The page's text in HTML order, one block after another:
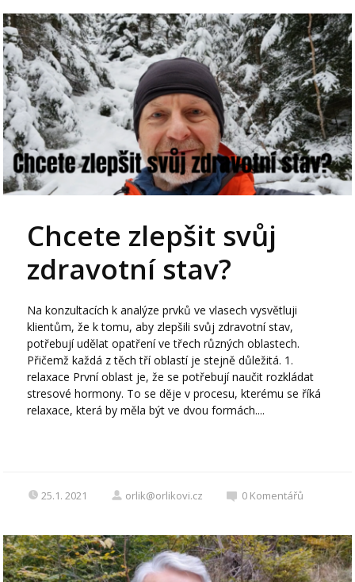
Chcete zlepšit svůj
zdravotní stav?
Na konzultacích k analýze prvků ve vlasech vysvětluji
klientům, že k tomu, aby zlepšili svůj zdravotní stav,
potřebují udělat opatření ve třech různých oblastech.
Přičemž každá z těch tří oblastí je stejně důležitá. 1.
relaxace První oblast je, že se potřebují naučit rozkládat
stresové hormony. To se děje v procesu, kterému se říká
relaxace, která by měla být ve dvou formách....
25.1. 2021 orlik@orlikovi.cz 0 Komentářů